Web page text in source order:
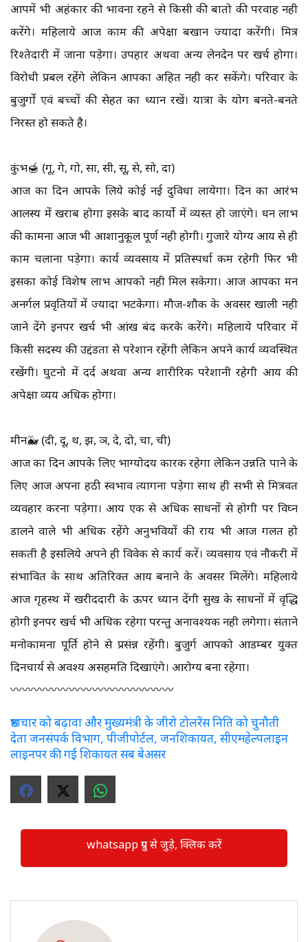
आपमें भी अहंकार की भावना रहने से किसी की बातो की परवाह नही
करेंगे। महिलाये आज काम की अपेक्षा बखान ज्यादा करेंगी। मित्र
रिश्तेदारी में जाना पड़ेगा। उपहार अथवा अन्य लेनदेन पर खर्च होगा।
विरोधी प्रबल रहेंगे लेकिन आपका अहित नही कर सकेंगे। परिवार के
बुजुर्गो एवं बच्चों की सेहत का ध्यान रखें। यात्रा के योग बनते-बनते
निरस्त हो सकते है।
कुंभ🍯 (गू, गे, गो, सा, सी, सू, से, सो, दा)
आज का दिन आपके लिये कोई नई दुविधा लायेगा। दिन का आरंभ
आलस्य में खराब होगा इसके बाद कार्यो में व्यस्त हो जाएंगे। धन लाभ
की कामना आज भी आशानुकूल पूर्ण नही होगी। गुजारे योग्य आय से ही
काम चलाना पड़ेगा। कार्य व्यवसाय में प्रतिस्पर्धा कम रहेगी फिर भी
इसका कोई विशेष लाभ आपको नही मिल सकेगा। आज आपका मन
अनर्गल प्रवृतियों में ज्यादा भटकेगा। मौज-शौक के अवसर खाली नही
जाने देंगे इनपर खर्च भी आंख बंद करके करेंगे। महिलाये परिवार में
किसी सदस्य की उद्दंडता से परेशान रहेंगी लेकिन अपने कार्य व्यवस्थित
रखेंगी। घुटनो में दर्द अथवा अन्य शारीरिक परेशानी रहेगी आय की
अपेक्षा व्यय अधिक होगा।
मीन🐳 (दी, दू, थ, झ, ञ, दे, दो, चा, ची)
आज का दिन आपके लिए भाग्योदय कारक रहेगा लेकिन उन्नति पाने के
लिए आज अपना हठी स्वभाव त्यागना पड़ेगा साथ ही सभी से मित्रवत
व्यवहार करना पड़ेगा। आय एक से अधिक साधनों से होगी पर विघ्न
डालने वाले भी अधिक रहेंगे अनुभवियों की राय भी आज गलत हो
सकती है इसलिये अपने ही विवेक से कार्य करें। व्यवसाय एवं नौकरी में
संभावित के साथ अतिरिक्त आय बनाने के अवसर मिलेंगे। महिलाये
आज गृहस्थ में खरीददारी के ऊपर ध्यान देंगी सुख के साधनों में वृद्धि
होगी इनपर खर्च भी अधिक रहेगा परन्तु अनावश्यक नही लगेगा। संताने
मनोकामना पूर्ति होने से प्रसंन्न रहेंगी। बुजुर्ग आपको आडम्बर युक्त
दिनचार्य से अवश्य असहमति दिखाएंगे। आरोग्य बना रहेगा।
〰️〰️〰️〰️〰️〰️〰️〰️〰️〰️〰️〰️〰️〰️
भ्रष्टाचार को बढ़ावा और मुख्यमंत्री के जीरो टोलरेंस निति को चुनौती
देता जनसंपर्क विभाग, पीजीपोर्टल, जनशिकायत, सीएमहेल्पलाइन
लाइनपर की गई शिकायत सब बेअसर
whatsapp ग्रुप से जुड़े, क्लिक करें